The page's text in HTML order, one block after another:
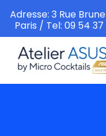
contenu
Adresse: 3 Rue
Paris / Tel: 09 54